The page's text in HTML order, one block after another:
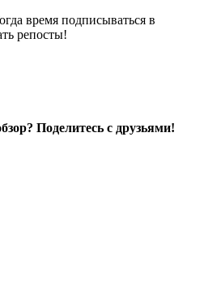
время подписываться в
репосты!
Поделитесь с друзьями!